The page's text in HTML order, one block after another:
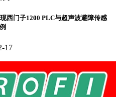
西门子1200 PLC与超声波避障传感
17